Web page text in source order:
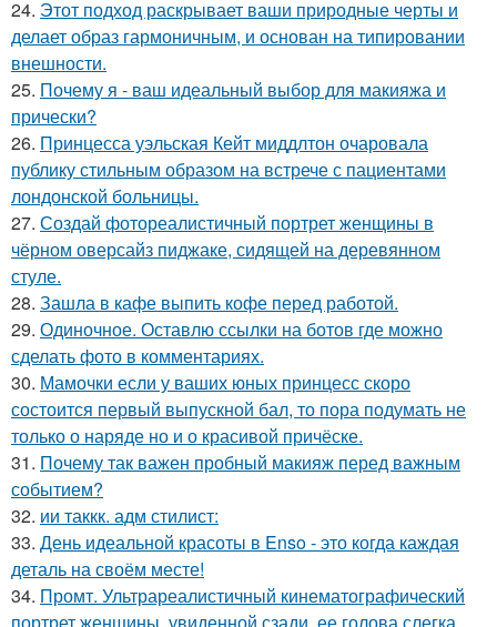
24. Этот подход раскрывает ваши природные черты и
делает образ гармоничным, и основан на типировании
внешности.
25. Почему я - ваш идеальный выбор для макияжа и
прически?
26. Принцесса уэльская Кейт миддлтон очаровала
публику стильным образом на встрече с пациентами
лондонской больницы.
27. Создай фотореалистичный портрет женщины в
чёрном оверсайз пиджаке, сидящей на деревянном
стуле.
28. Зашла в кафе выпить кофе перед работой.
29. Одиночное. Оставлю ссылки на ботов где можно
сделать фото в комментариях.
30. Мамочки если у ваших юных принцесс скоро
состоится первый выпускной бал, то пора подумать не
только о наряде но и о красивой причёске.
31. Почему так важен пробный макияж перед важным
событием?
32. ии таккк. адм стилист:
33. День идеальной красоты в Enso - это когда каждая
деталь на своём месте!
34. Промт. Ультрареалистичный кинематографический